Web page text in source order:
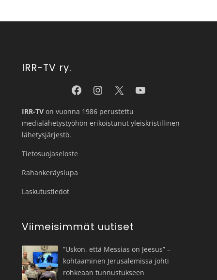
IRR-TV ry.
IRR-TVon vuonna 1986 perustettu
medialähetystyöhön erikoistunut yleiskristillinen
lähetysjärjestö.
Tietosuojaseloste
Rahankeräyslupa
Laskutustiedot
Viimeisimmät uutiset
”Uskon, että Messias on Jeesus” –
kohtaaminen Jerusalemissa johti
rohkeaan tunnustukseen